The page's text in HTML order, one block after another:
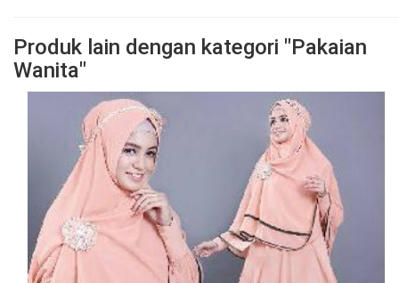
Produk lain dengan kategori "Pakaian
Wanita"